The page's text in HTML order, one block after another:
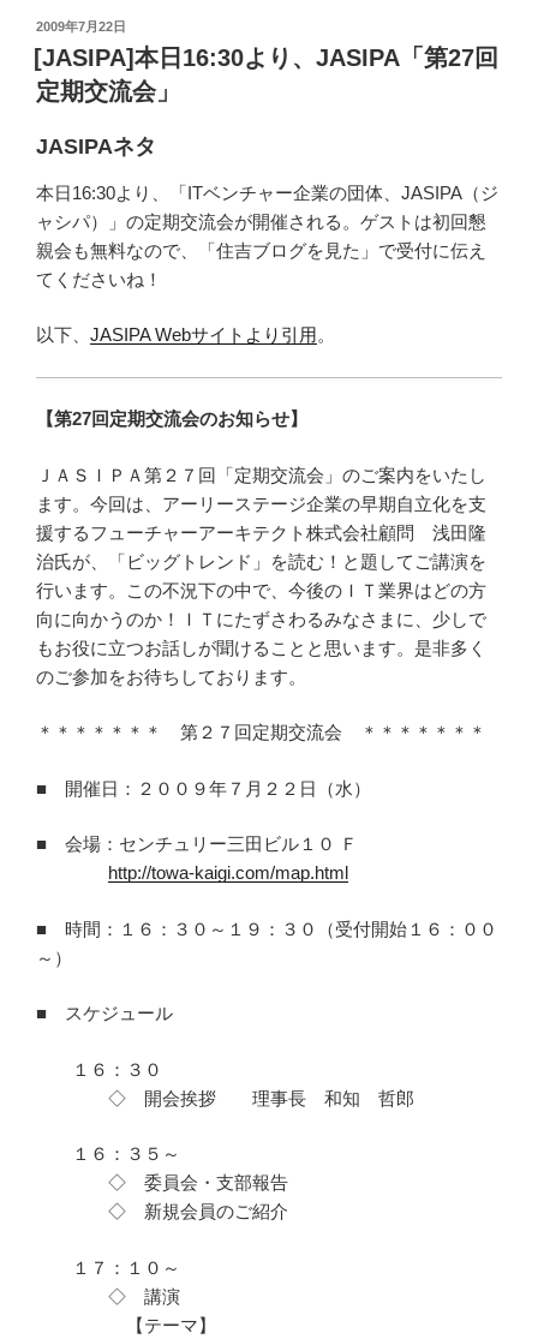
投
稿
日:
2009年7月22日
[JASIPA]本日16:30より、JASIPA「第27回
定期交流会」
JASIPAネタ
本日16:30より、「ITベンチャー企業の団体、JASIPA（ジ
ャシパ）」の定期交流会が開催される。ゲストは初回懇
親会も無料なので、「住吉ブログを見た」で受付に伝え
てくださいね！
以下、 JASIPA Webサイトより引用。
【第27回定期交流会のお知らせ】
ＪＡＳＩＰＡ第２７回「定期交流会」のご案内をいたし
ます。今回は、アーリーステージ企業の早期自立化を支
援するフューチャーアーキテクト株式会社顧問 浅田隆
治氏が、「ビッグトレンド」を読む！と題してご講演を
行います。この不況下の中で、今後のＩＴ業界はどの方
向に向かうのか！ＩＴにたずさわるみなさまに、少しで
もお役に立つお話しが聞けることと思います。是非多く
のご参加をお待ちしております。
＊＊＊＊＊＊＊ 第２７回定期交流会 ＊＊＊＊＊＊＊
■ 開催日：２００９年７月２２日（水）
■ 会場：センチュリー三田ビル１０ Ｆ
http://towa-kaigi.com/map.html
■ 時間：１６：３０～１９：３０（受付開始１６：００
～）
■ スケジュール
１６：３０
◇ 開会挨拶 理事長 和知 哲郎
１６：３５～
◇ 委員会・支部報告
◇ 新規会員のご紹介
１７：１０～
◇ 講演
【テーマ】